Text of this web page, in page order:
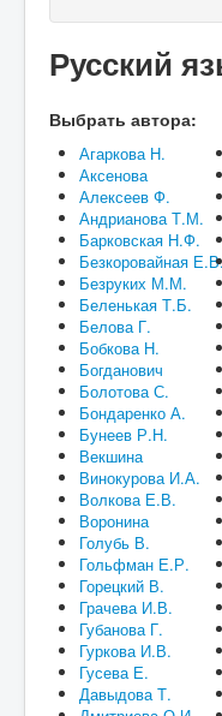
Русский
Выбрать автора:
Агаркова Н.
Аксенова
Алексеев Ф.
Андрианова Т.М.
Барковская Н.Ф.
Безкоровайная Е.В.
Безруких М.М.
Беленькая Т.Б.
Белова Г.
Бобкова Н.
Богданович
Болотова С.
Бондаренко А.
Бунеев Р.Н.
Векшина
Винокурова И.А.
Волкова Е.В.
Воронина
Голубь В.
Гольфман Е.Р.
Горецкий В.
Грачева И.В.
Губанова Г.
Гуркова И.В.
Гусева Е.
Давыдова Т.